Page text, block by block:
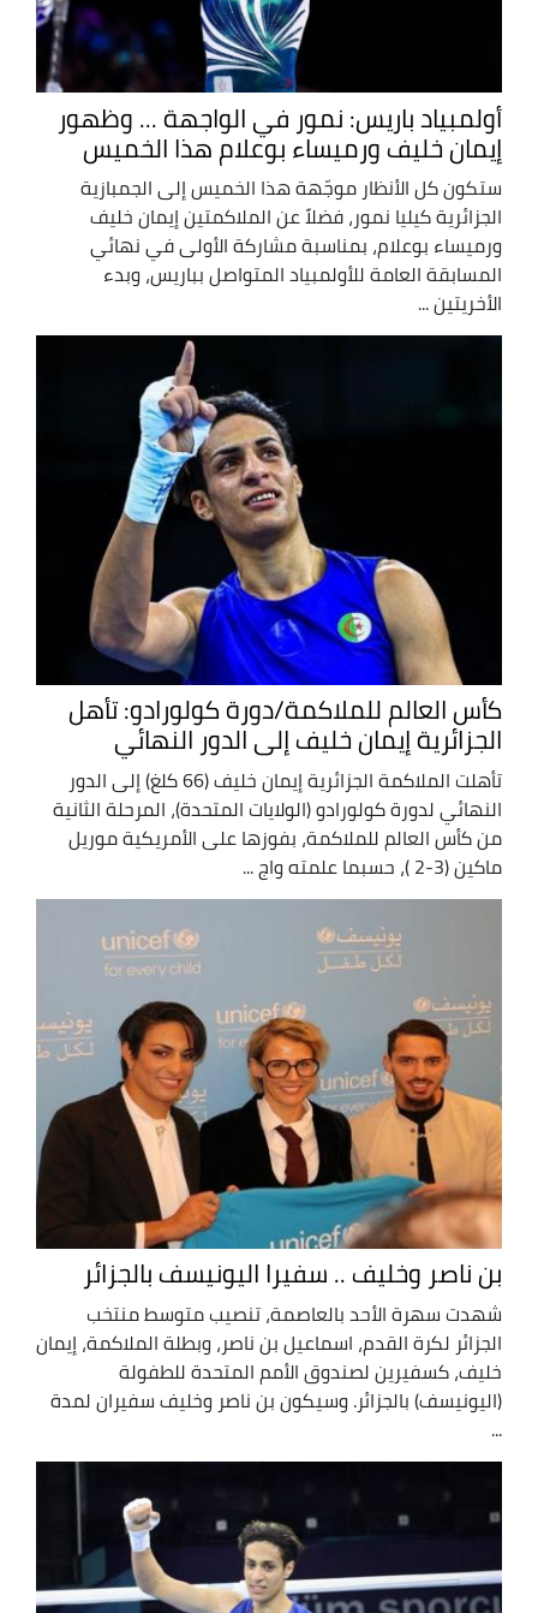
أولمبياد باريس: نمور في الواجهة ... وظهور
إيمان خليف ورميساء بوعلام هذا الخميس
ستكون كل الأنظار موجّهة هذا الخميس إلى الجمبازية
الجزائرية كيليا نمور، فضلاً عن الملاكمتين إيمان خليف
ورميساء بوعلام، بمناسبة مشاركة الأولى في نهائي
المسابقة العامة للأولمبياد المتواصل بباريس، وبدء
الأخريتين ...
كأس العالم للملاكمة/دورة كولورادو: تأهل
الجزائرية إيمان خليف إلى الدور النهائي
تأهلت الملاكمة الجزائرية إيمان خليف (66 كلغ) إلى الدور
النهائي لدورة كولورادو (الولايات المتحدة)، المرحلة الثانية
من كأس العالم للملاكمة، بفوزها على الأمريكية موريل
ماكين (3-2 )، حسبما علمته واج ...
بن ناصر وخليف .. سفيرا اليونيسف بالجزائر
شهدت سهرة الأحد بالعاصمة، تنصيب متوسط منتخب
الجزائر لكرة القدم، اسماعيل بن ناصر، وبطلة الملاكمة، إيمان
خليف، كسفيرين لصندوق الأمم المتحدة للطفولة
(اليونيسف) بالجزائر. وسيكون بن ناصر وخليف سفيران لمدة